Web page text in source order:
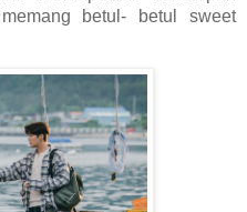
betul- betul sweet